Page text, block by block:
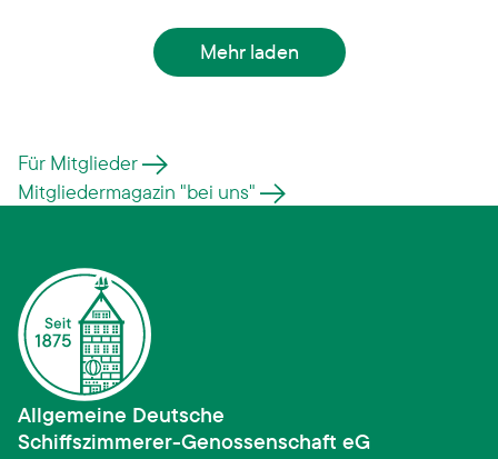
Wohnungen soll öffentlich gefördert entstehen
Mehr laden
Für Mitglieder
Mitgliedermagazin "bei uns"
Allgemeine Deutsche
Schiffszimmerer­-­Genossenschaft eG